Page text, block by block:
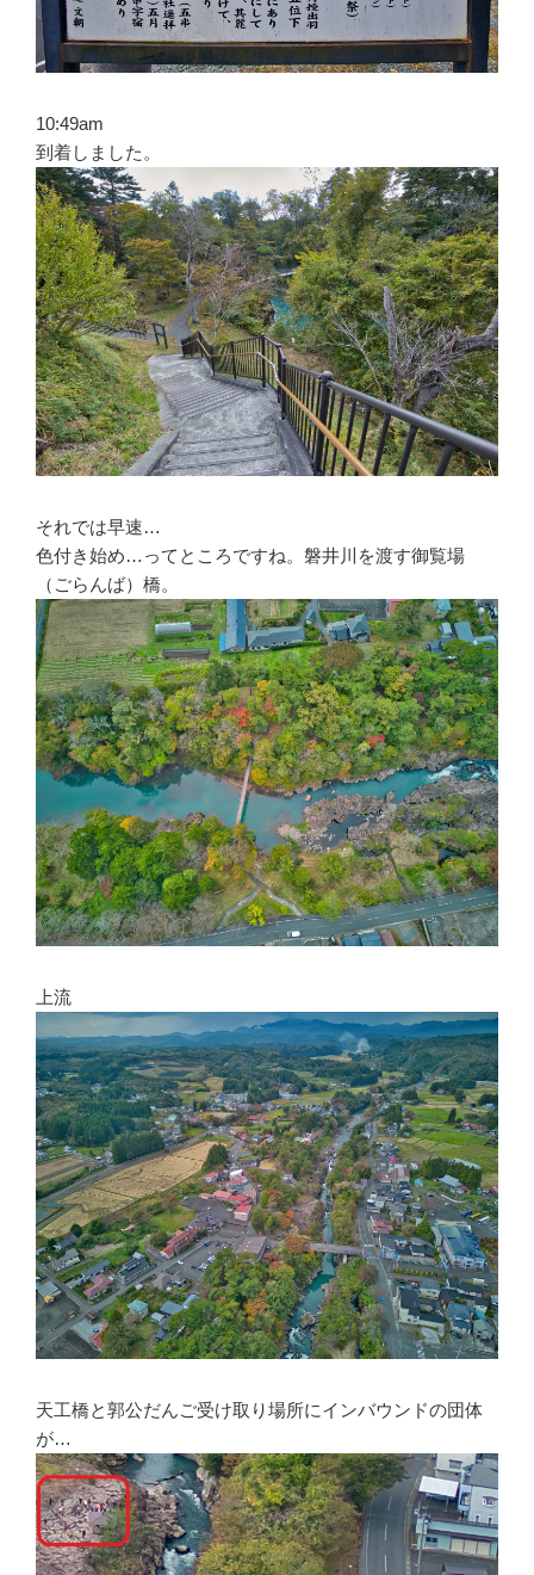
10:49am
到着しました。
それでは早速…
色付き始め…ってところですね。磐井川を渡す御覧場
（ごらんば）橋。
上流
天工橋と郭公だんご受け取り場所にインバウンドの団体
が…